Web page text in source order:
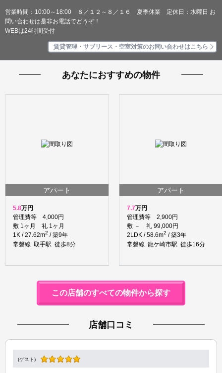
営業時間：10:00～18:00 ８／１２～８／１６ 夏季休業 定休日：水曜日 お
問い合わせは是非お電話でどうぞ！
WEBは24時間受付
賃貸管理・サブリース・空室対策のお問い合わせはこちら
あなたにおすすめの物件
アパート
5.8万円
管理費等 4,000円
敷 1ヶ月 礼 1ヶ月
1K / 27.62m2 / 築9年
常磐線 取手駅 徒歩8分
アパート
7.7万円
管理費等 2,900円
敷 － 礼 99,000円
2LDK / 58.6m2 / 築3年
常磐線 龍ケ崎市駅 徒歩16分
この店舗のすべての物件から探す
店舗口コミ
(ゲスト)